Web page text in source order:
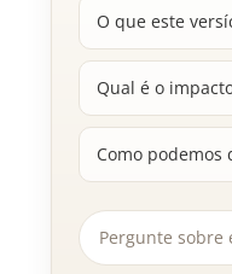
O que este
Qual é o
Como podemos